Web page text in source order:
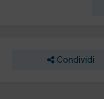
Condividi